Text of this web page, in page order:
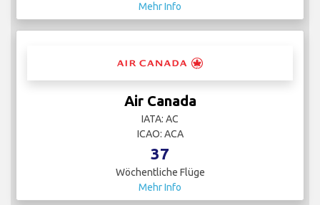
Mehr Info
Air Canada
IATA: AC
ICAO: ACA
37
Wöchentliche Flüge
Mehr Info